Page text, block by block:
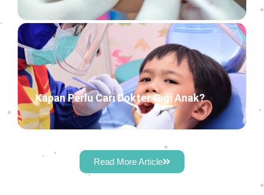
Kapan Perlu Cari Dokter Gigi Anak?
Read More Article